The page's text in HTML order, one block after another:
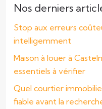
Nos derniers
Stop aux erreurs
intelligemment
Maison à louer à
essentiels à vérifier
Quel courtier
fiable avant la